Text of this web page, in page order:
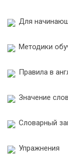
Для
Методики
Правила в
Значение слов
Словарный
Упражнения